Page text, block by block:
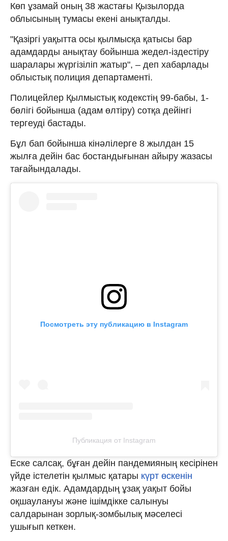
Көп ұзамай оның 38 жастағы Қызылорда
облысының тумасы екені анықталды.
"Қазіргі уақытта осы қылмысқа қатысы бар
адамдарды анықтау бойынша жедел-іздестіру
шаралары жүргізіліп жатыр", – деп хабарлады
облыстық полиция департаменті.
Полицейлер Қылмыстық кодекстің 99-бабы, 1-
бөлігі бойынша (адам өлтіру) сотқа дейінгі
тергеуді бастады.
Бұл бап бойынша кінәлілерге 8 жылдан 15
жылға дейін бас бостандығынан айыру жазасы
тағайындалады.
Посмотреть эту публикацию в Instagram
Публикация от Instagram
Еске салсақ, бұған дейін пандемияның кесірінен
үйде істелетін қылмыс қатары күрт өскенін
жазған едік. Адамдардың ұзақ уақыт бойы
оқшаулануы және ішімдікке салынуы
салдарынан зорлық-зомбылық мәселесі
ушығып кеткен.